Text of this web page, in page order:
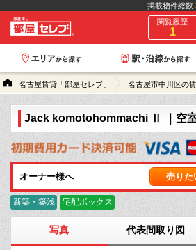
掲載物件総数
閲覧履歴
1
名古屋賃貸「部屋セレブ」 名古屋市中川区の
Jack komotohommachi Ⅱ ｜空
オーナー様へ 売りた
新築・築浅 宅配ボックス
写真 代表間取り図